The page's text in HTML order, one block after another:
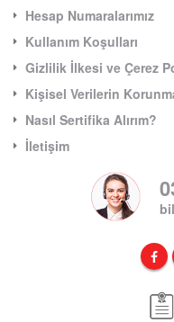
Hesap Numaralarımız
Kullanım Koşulları
Gizlilik İlkesi ve Çerez
Kişisel Verilerin
Nasıl Sertifika Alırım?
İletişim